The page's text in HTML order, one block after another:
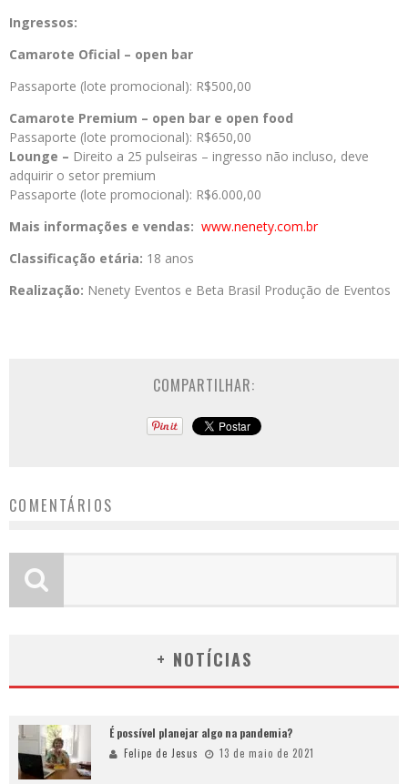
Ingressos:
Camarote Oficial – open bar
Passaporte (lote promocional): R$500,00
Camarote Premium – open bar e open food
Passaporte (lote promocional): R$650,00
Lounge – Direito a 25 pulseiras – ingresso não incluso, deve
adquirir o setor premium
Passaporte (lote promocional): R$6.000,00
Mais informações e vendas: www.nenety.com.br
Classificação etária: 18 anos
Realização: Nenety Eventos e Beta Brasil Produção de Eventos
COMPARTILHAR:
COMENTÁRIOS
+ NOTÍCIAS
É possível planejar algo na pandemia?
Felipe de Jesus 13 de maio de 2021